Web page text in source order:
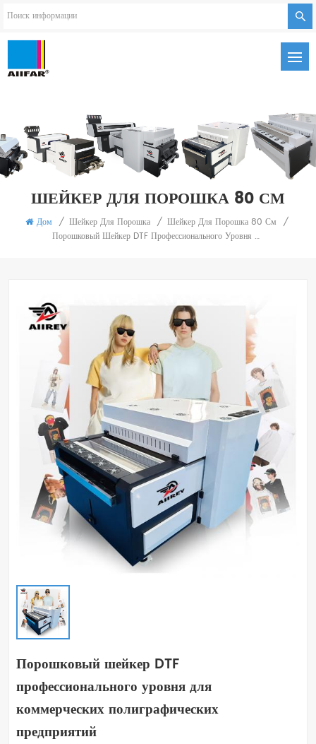
ШЕЙКЕР ДЛЯ ПОРОШКА 80 СМ
Дом / Шейкер Для Порошка / Шейкер Для Порошка 80 См /
Порошковый Шейкер DTF Профессионального Уровня Для Коммерческих Полиграфических Предприятий
Порошковый шейкер DTF
профессионального уровня для
коммерческих полиграфических
предприятий